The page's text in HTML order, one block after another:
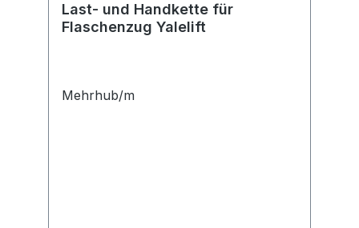
Last- und Handkette für
Flaschenzug Yalelift
Mehrhub/m